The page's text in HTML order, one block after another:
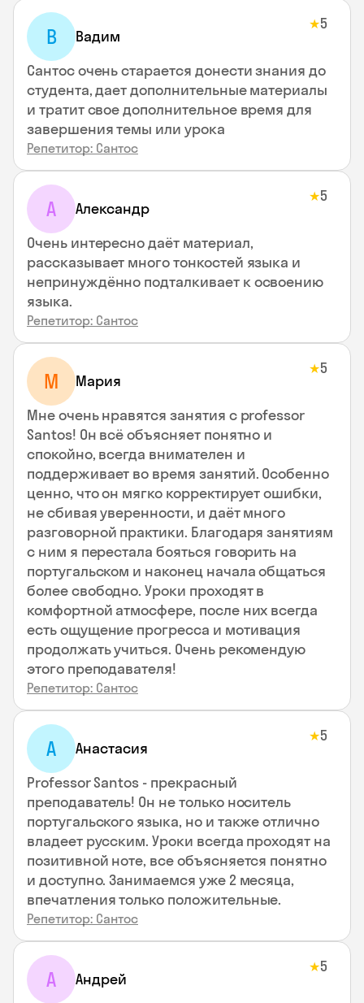
В Вадим
★5
Сантос очень старается донести знания до
студента, дает дополнительные материалы
и тратит свое дополнительное время для
завершения темы или урока
Репетитор: Сантос
А Александр
★5
Очень интересно даёт материал,
рассказывает много тонкостей языка и
непринуждённо подталкивает к освоению
языка.
Репетитор: Сантос
М Мария
★5
Мне очень нравятся занятия с professor
Santos! Он всё объясняет понятно и
спокойно, всегда внимателен и
поддерживает во время занятий. Особенно
ценно, что он мягко корректирует ошибки,
не сбивая уверенности, и даёт много
разговорной практики. Благодаря занятиям
с ним я перестала бояться говорить на
португальском и наконец начала общаться
более свободно. Уроки проходят в
комфортной атмосфере, после них всегда
есть ощущение прогресса и мотивация
продолжать учиться. Очень рекомендую
этого преподавателя!
Репетитор: Сантос
А Анастасия
★5
Professor Santos - прекрасный
преподаватель! Он не только носитель
португальского языка, но и также отлично
владеет русским. Уроки всегда проходят на
позитивной ноте, все объясняется понятно
и доступно. Занимаемся уже 2 месяца,
впечатления только положительные.
Репетитор: Сантос
А Андрей
★5